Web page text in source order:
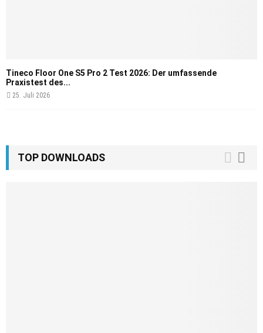
Tineco Floor One S5 Pro 2 Test 2026: Der umfassende
Praxistest des...
25. Juli 2026
TOP DOWNLOADS